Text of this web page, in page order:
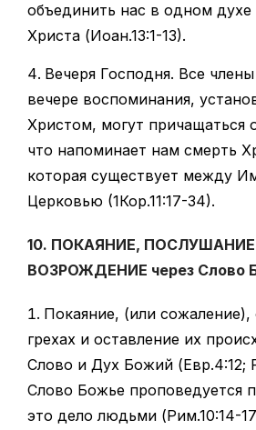
объединить нас в одном
Христа (Иоан.13:1-13).
Вечеря Господня. Все
вечере воспоминания,
Христом, могут причащаться
что напоминает нам смерть
которая существует между
Церковью (1Кор.11:17-34).
10. ПОКАЯНИЕ,
ВОЗРОЖДЕНИЕ через Слово
Покаяние, (или
грехах и оставление их
Слово и Дух Божий (Евр.4:12;
Слово Божье проповедуется
это дело людьми (Рим.10:14-